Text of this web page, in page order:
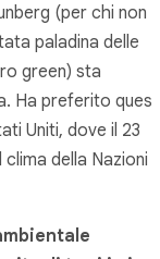
(per chi non
paladina delle
green) sta
Ha preferito
Uniti, dove il 23
della Nazioni